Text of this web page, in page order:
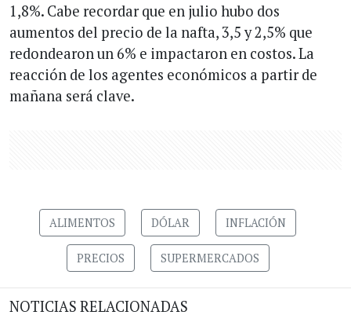
1,8%. Cabe recordar que en julio hubo dos
aumentos del precio de la nafta, 3,5 y 2,5% que
redondearon un 6% e impactaron en costos. La
reacción de los agentes económicos a partir de
mañana será clave.
ALIMENTOS DÓLAR INFLACIÓN
PRECIOS SUPERMERCADOS
NOTICIAS RELACIONADAS